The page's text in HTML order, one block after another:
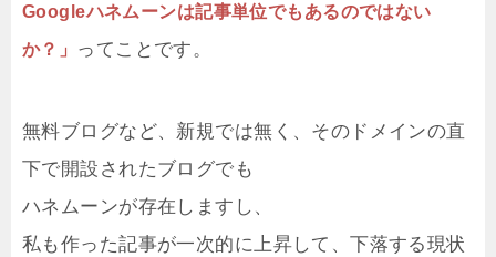
Googleハネムーンは記事単位でもあるのではない
か？」
ってことです。
無料ブログなど、新規では無く、そのドメインの直
下で開設されたブログでも
ハネムーンが存在しますし、
私も作った記事が一次的に上昇して、下落する現状